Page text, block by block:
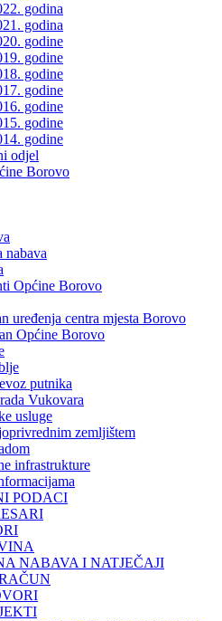
godina
godina
godine
godine
godine
godine
godine
godine
godine
odjel
Borovo
nabava
Općine Borovo
uređenja centra mjesta Borovo
Općine Borovo
putnika
Vukovara
usluge
zemljištem
infrastrukture
PODACI
NABAVA I NATJEČAJI